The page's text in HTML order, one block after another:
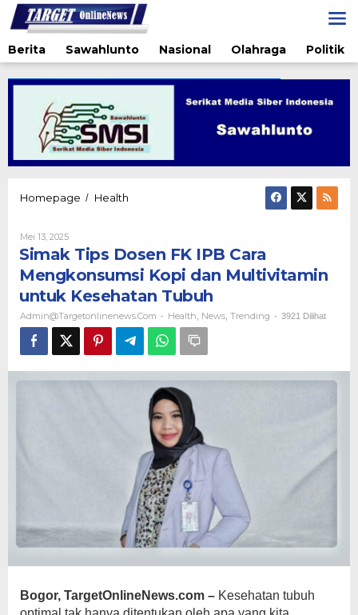
Lewati
ke
konten
Berita
Sawahlunto Nasional Olahraga Politik
Homepage / Health
IPB
Cara
Mengkonsumsi
Kopi
dan
Multivitamin
untuk
Kesehatan
Tubuh
Mei 13, 2025Oleh
Admin@targetonlinenews.com
Simak Tips Dosen FK IPB Cara
Mengkonsumsi Kopi dan Multivitamin
untuk Kesehatan Tubuh
Admin@targetonlinenews.com - Health News Trending - 3921 Dilihat
Bogor, TargetOnlineNews.com – Kesehatan tubuh